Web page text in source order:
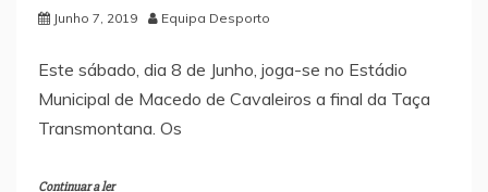
Junho 7, 2019 Equipa Desporto
Este sábado, dia 8 de Junho, joga-se no Estádio
Municipal de Macedo de Cavaleiros a final da Taça
Transmontana. Os
Continuar a ler